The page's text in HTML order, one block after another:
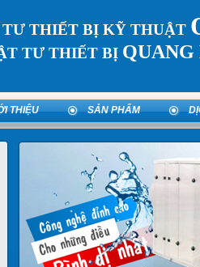
THIẾT BỊ KỸ THUẬT
TƯ THIẾT BỊ
THIỆU SẢN PHẨM